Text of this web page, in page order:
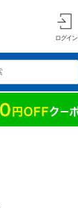
ログイン